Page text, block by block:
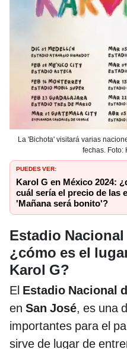
La 'Bichota' visitará varias
fechas. Foto:
PUEDES VER:
Karol G en México 2024:
cuál sería el precio de las
'Mañana será bonito'?
Estadio
¿cómo es el
Karol G?
El Estadio Nacional
en San José, es una
importantes para el
sirve de lugar de